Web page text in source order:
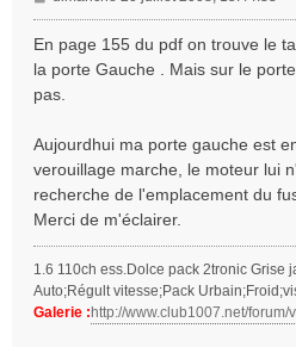
e
a
g
En page 155 du pdf on trouve le
la porte Gauche . Mais sur le
pas.
Aujourdhui ma porte gauche est
verouillage marche, le moteur lui
recherche de l'emplacement du
Merci de m'éclairer.
1.6 110ch ess.Dolce pack 2tronic Grise
Auto;Régult vitesse;Pack
Galerie :http://www.club1007.net/